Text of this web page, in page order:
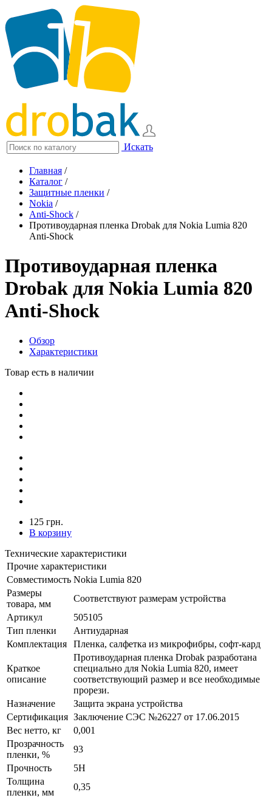
Искать
Главная /
Каталог /
Защитные пленки /
Nokia /
Anti-Shock /
Противоударная пленка Drobak для Nokia Lumia 820
Anti-Shock
Противоударная пленка
Drobak для Nokia Lumia 820
Anti-Shock
Обзор
Характеристики
Товар есть в наличии
125 грн.
В корзину
Технические характеристики
Прочие характеристики
Совместимость Nokia Lumia 820
Размеры
товара, мм
Соответствуют размерам устройства
Артикул
505105
Тип пленки
Антиударная
Комплектация
Пленка, салфетка из микрофибры, софт-кард
Краткое
описание
Противоударная пленка Drobak разработана
специально для Nokia Lumia 820, имеет
соответствующий размер и все необходимые
прорези.
Назначение
Защита экрана устройства
Сертификация Заключение СЭС №26227 от 17.06.2015
Вес нетто, кг
0,001
Прозрачность
пленки, %
93
Прочность
5H
Толщина
пленки, мм
0,35